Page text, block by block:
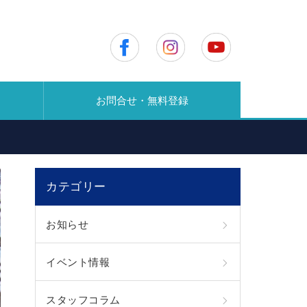
お問合せ・無料登録
カテゴリー
お知らせ
イベント情報
スタッフコラム